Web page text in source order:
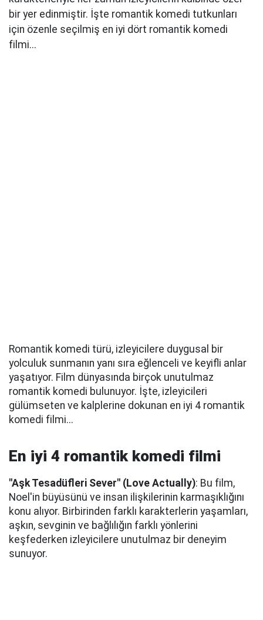
bir yer edinmiştir. İşte romantik komedi tutkunları
için özenle seçilmiş en iyi dört romantik komedi
filmi...
Romantik komedi türü, izleyicilere duygusal bir
yolculuk sunmanın yanı sıra eğlenceli ve keyifli anlar
yaşatıyor. Film dünyasında birçok unutulmaz
romantik komedi bulunuyor. İşte, izleyicileri
gülümseten ve kalplerine dokunan en iyi 4 romantik
komedi filmi...
En iyi 4 romantik komedi filmi
"Aşk Tesadüfleri Sever" (Love Actually): Bu film,
Noel'in büyüsünü ve insan ilişkilerinin karmaşıklığını
konu alıyor. Birbirinden farklı karakterlerin yaşamları,
aşkın, sevginin ve bağlılığın farklı yönlerini
keşfederken izleyicilere unutulmaz bir deneyim
sunuyor.